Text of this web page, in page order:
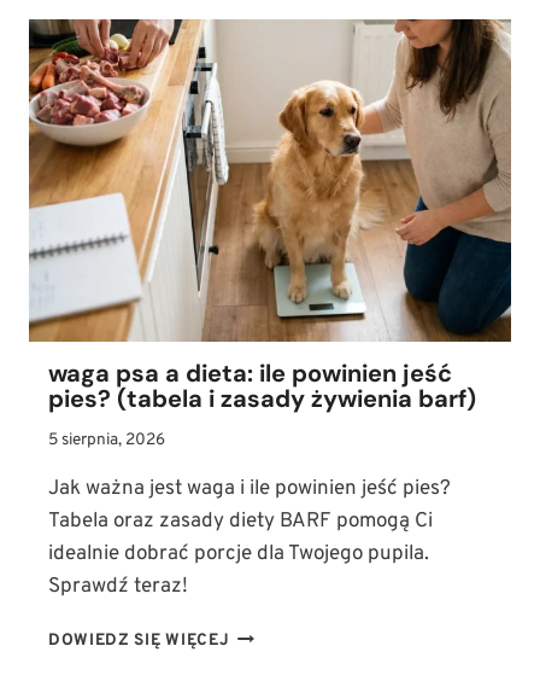
OLEJ
DAWKOWANIE
W
TERAPII
LĘKU,
STRESU
BÓLU
waga psa a dieta: ile powinien jeść
pies? (tabela i zasady żywienia barf)
5 sierpnia, 2026
Jak ważna jest waga i ile powinien jeść pies?
Tabela oraz zasady diety BARF pomogą Ci
idealnie dobrać porcje dla Twojego pupila.
Sprawdź teraz!
DOWIEDZ SIĘ WIĘCEJ WAGA